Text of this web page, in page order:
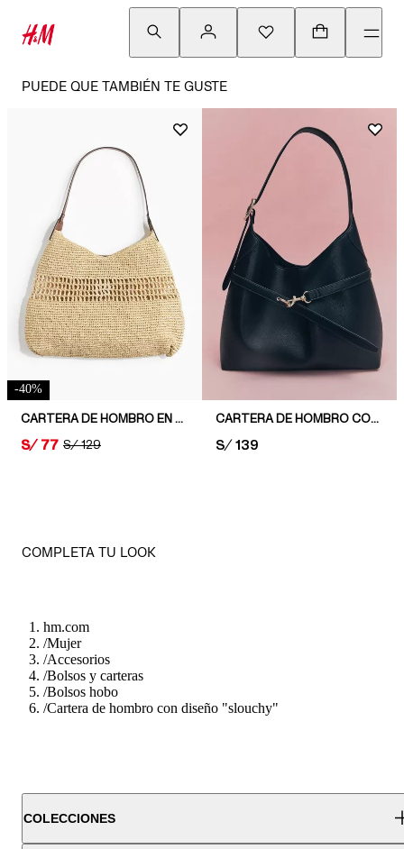
PUEDE QUE TAMBIÉN TE GUSTE
-40%
CARTERA DE HOMBRO EN PAJA
ORIGINAL PRICE:
S/ 129
PRICE:
S/ 77
CARTERA DE HOMBRO CON DISEÑO "SLOUCHY"
PRICE:
S/ 139
COMPLETA TU LOOK
hm.com
/Mujer
/Accesorios
/Bolsos y carteras
/Bolsos hobo
/Cartera de hombro con diseño "slouchy"
COLECCIONES